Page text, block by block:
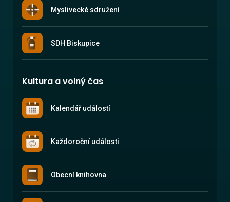
Myslivecké sdružení
SDH Biskupice
Kultura a volný čas
Kalendář událostí
Každoroční události
Obecní knihovna